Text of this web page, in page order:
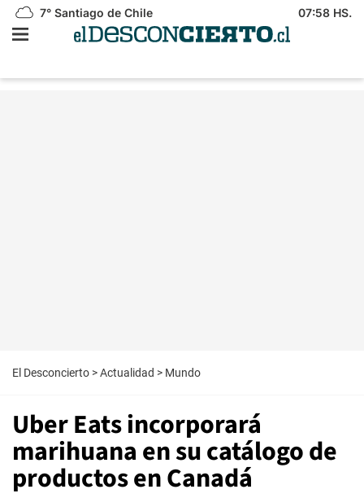
7° Santiago de Chile 07:58 HS.
El Desconcierto >Actualidad > Mundo
Uber Eats incorporará
marihuana en su catálogo de
productos en Canadá